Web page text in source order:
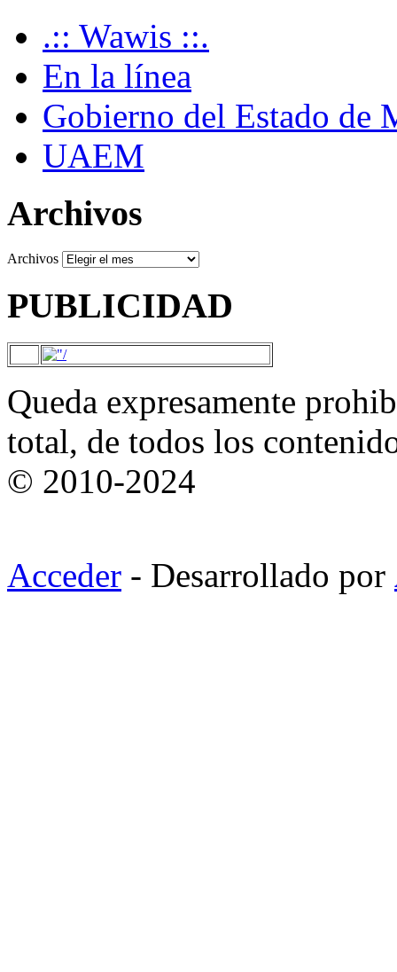
.:: Wawis ::.
En la línea
Gobierno del Estado de
UAEM
Archivos
Archivos
PUBLICIDAD
Queda expresamente
total, de todos los
© 2010-2024
Acceder - Desarrollado por